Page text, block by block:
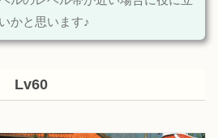
かと思います♪
Lv60